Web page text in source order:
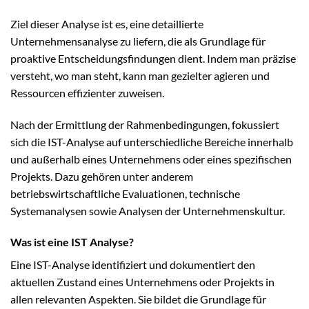
Ziel dieser Analyse ist es, eine detaillierte
Unternehmensanalyse zu liefern, die als Grundlage für
proaktive Entscheidungsfindungen dient. Indem man präzise
versteht, wo man steht, kann man gezielter agieren und
Ressourcen effizienter zuweisen.
Nach der Ermittlung der Rahmenbedingungen, fokussiert
sich die IST-Analyse auf unterschiedliche Bereiche innerhalb
und außerhalb eines Unternehmens oder eines spezifischen
Projekts. Dazu gehören unter anderem
betriebswirtschaftliche Evaluationen, technische
Systemanalysen sowie Analysen der Unternehmenskultur.
Was ist eine IST Analyse?
Eine IST-Analyse identifiziert und dokumentiert den
aktuellen Zustand eines Unternehmens oder Projekts in
allen relevanten Aspekten. Sie bildet die Grundlage für